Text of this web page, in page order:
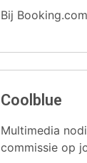
Bij
Coolblue
Multimedia
commissie op